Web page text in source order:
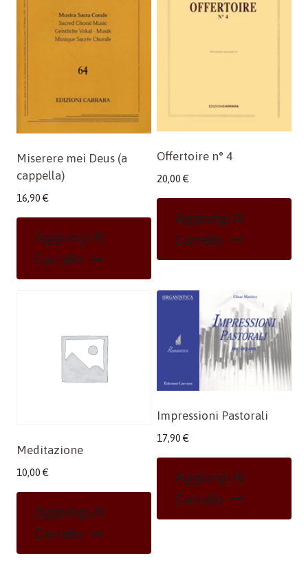
Miserere mei Deus (a
cappella)
16,90 €
Aggiungi Al
Carrello
Offertoire n° 4
20,00 €
Aggiungi Al
Carrello
Meditazione
10,00 €
Aggiungi Al
Carrello
Impressioni Pastorali
17,90 €
Aggiungi Al
Carrello